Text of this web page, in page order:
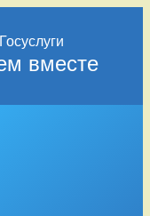
вместе